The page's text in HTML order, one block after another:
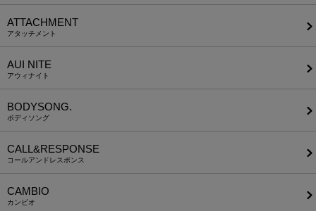
ATTACHMENT
アタッチメント
AUI NITE
アウィナイト
BODYSONG.
ボディソング
CALL&RESPONSE
コールアンドレスポンス
CAMBIO
カンビオ